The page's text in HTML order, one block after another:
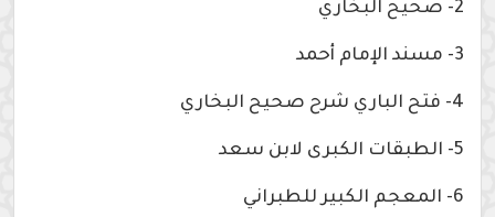
2- صحيح البخاري
3- مسند الإمام أحمد
4- فتح الباري شرح صحيح البخاري
5- الطبقات الكبرى لابن سعد
6- المعجم الكبير للطبراني